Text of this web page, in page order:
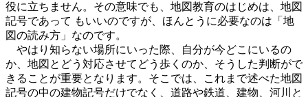
役に立ちません。その意味でも、地図教育のはじめは、地図
記号であって もいいのですが、ほんとうに必要なのは「地
図の読み方」なのです。
やはり知らない場所にいった際、自分が今どこにいるの
か、地図とどう対応させてどう歩くのか、そうした判断がで
きることが重要となります。そこでは、これまで述べた地図
記号の中の建物記号だけでなく、道路や鉄道、建物、河川と